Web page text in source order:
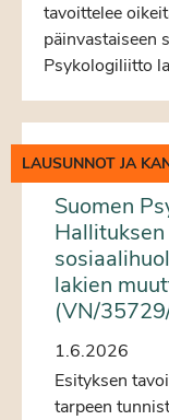
tavoittelee
päinvastaiseen
Psykologiliitto
LAUSUNNOT JA
Suomen
lakien
(VN/
1.6.2026
Esityksen
tarpeen